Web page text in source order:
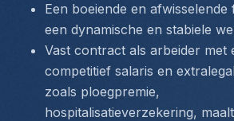
Een boeiende en afwisselende
een dynamische en stabiele
Vast contract als arbeider met
competitief salaris en
zoals ploegpremie,
hospitalisatieverzekering,